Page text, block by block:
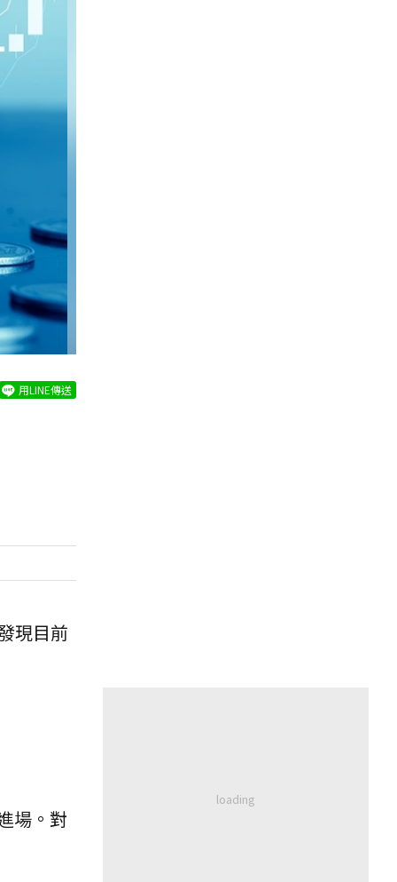
用LINE傳送
現目前
場。對